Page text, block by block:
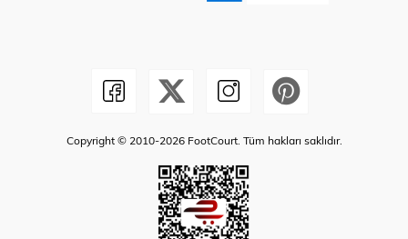
Copyright © 2010-2026 FootCourt. Tüm hakları saklıdır.